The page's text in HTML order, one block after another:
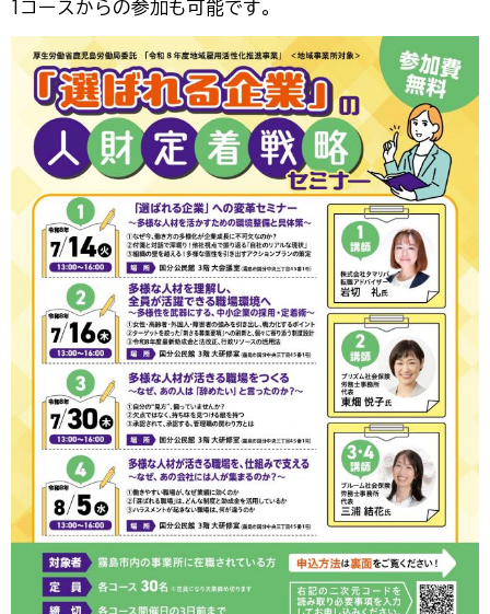
1コースからの参加も可能です。